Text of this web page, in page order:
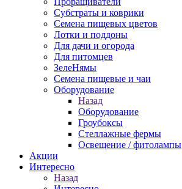
Субстраты и коврики
Семена пищевых цветов
Лотки и поддоны
Для дачи и огорода
Для питомцев
ЗелеНямы
Семена пищевые и чаи
Оборудование
Назад
Оборудование
Гроубоксы
Стеллажные фермы
Освещение / фитолампы
Акции
Интересно
Назад